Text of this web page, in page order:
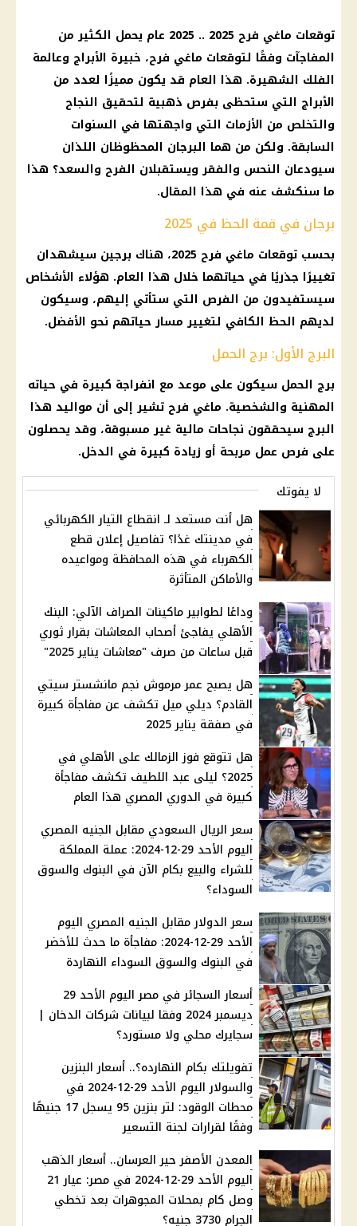
توقعات ماغي فرح 2025 .. 2025 عام يحمل الكثير من
المفاجآت وفقًا لتوقعات ماغي فرح، خبيرة الأبراج وعالمة
الفلك الشهيرة. هذا العام قد يكون مميزًا لعدد من
الأبراج التي ستحظى بفرص ذهبية لتحقيق النجاح
والتخلص من الأزمات التي واجهتها في السنوات
السابقة. ولكن من هما البرجان المحظوظان اللذان
سيودعان النحس والفقر ويستقبلان الفرح والسعد؟ هذا
ما سنكشف عنه في هذا المقال.
برجان في قمة الحظ في 2025
بحسب توقعات ماغي فرح 2025، هناك برجين سيشهدان
تغييرًا جذريًا في حياتهما خلال هذا العام. هؤلاء الأشخاص
سيستفيدون من الفرص التي ستأتي إليهم، وسيكون
لديهم الحظ الكافي لتغيير مسار حياتهم نحو الأفضل.
البرج الأول: برج الحمل
برج الحمل سيكون على موعد مع انفراجة كبيرة في حياته
المهنية والشخصية. ماغي فرح تشير إلى أن مواليد هذا
البرج سيحققون نجاحات مالية غير مسبوقة، وقد يحصلون
على فرص عمل مربحة أو زيادة كبيرة في الدخل.
لا يفوتك
هل أنت مستعد لـ انقطاع التيار الكهربائي
في مدينتك غدًا؟ تفاصيل إعلان قطع
الكهرباء في هذه المحافظة ومواعيده
والأماكن المتأثرة
وداعًا لطوابير ماكينات الصراف الآلي: البنك
الأهلي يفاجئ أصحاب المعاشات بقرار ثوري
قبل ساعات من صرف "معاشات يناير 2025"
هل يصبح عمر مرموش نجم مانشستر سيتي
القادم؟ ديلي ميل تكشف عن مفاجأة كبيرة
في صفقة يناير 2025
هل تتوقع فوز الزمالك على الأهلي في
2025؟ ليلى عبد اللطيف تكشف مفاجأة
كبيرة في الدوري المصري هذا العام
سعر الريال السعودي مقابل الجنيه المصري
اليوم الأحد 29-12-2024: عملة المملكة
للشراء والبيع بكام الآن في البنوك والسوق
السوداء؟
سعر الدولار مقابل الجنيه المصري اليوم
الأحد 29-12-2024: مفاجأة ما حدث للأخضر
في البنوك والسوق السوداء النهاردة
أسعار السجائر في مصر اليوم الأحد 29
ديسمبر 2024 وفقا لبيانات شركات الدخان |
سجايرك محلي ولا مستورد؟
تفويلتك بكام النهارده؟.. أسعار البنزين
والسولار اليوم الأحد 29-12-2024 في
محطات الوقود: لتر بنزين 95 يسجل 17 جنيهًا
وفقًا لقرارات لجنة التسعير
المعدن الأصفر حير العرسان.. أسعار الذهب
اليوم الأحد 29-12-2024 في مصر: عيار 21
وصل كام بمحلات المجوهرات بعد تخطي
الجرام 3730 جنيه؟